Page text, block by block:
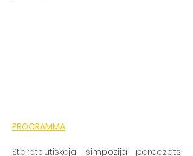
PROGRAMMA
Starptautiskajā simpozijā paredzēts